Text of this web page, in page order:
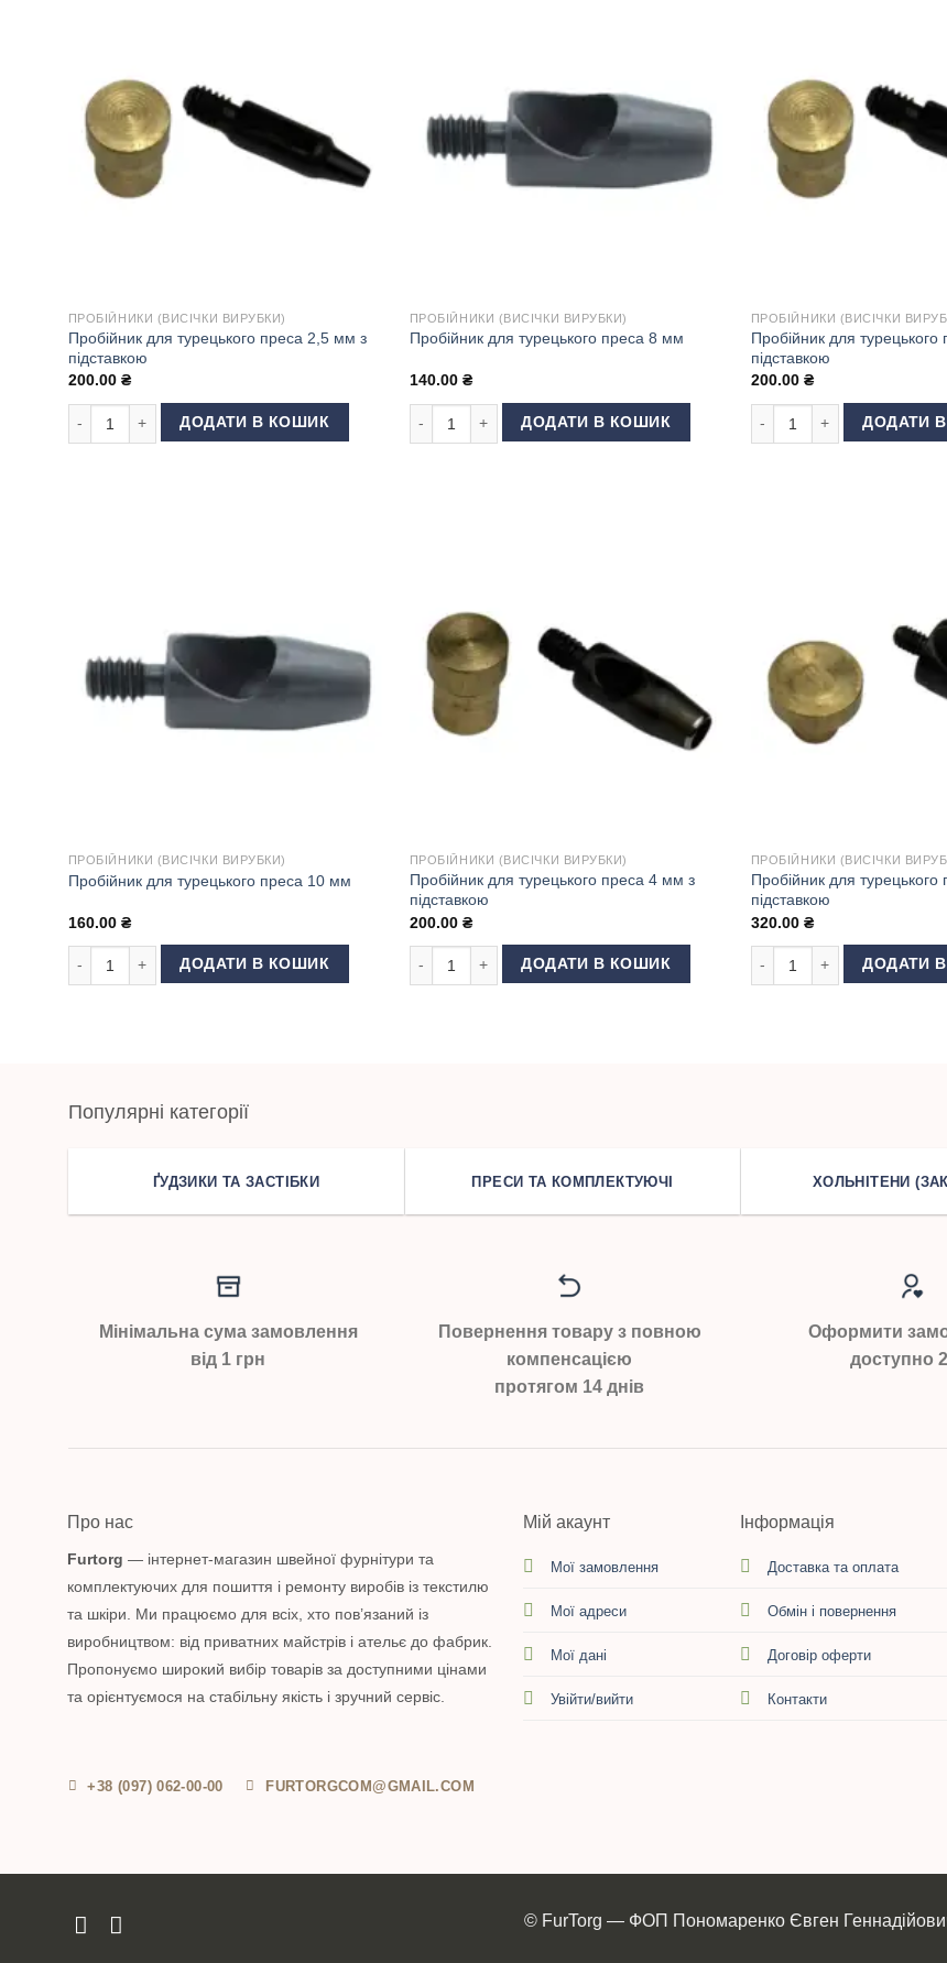
ПРОБІЙНИКИ (ВИСІЧКИ ВИРУБКИ)
Пробійник для турецького преса 2,5 мм з
підставкою
200.00 ₴
Пробійник для турецького преса 2,5 мм з підставкою кількість
ДОДАТИ В КОШИК
ПРОБІЙНИКИ (ВИСІЧКИ ВИРУБКИ)
Пробійник для турецького преса 8 мм
140.00 ₴
Пробійник для турецького преса 8 мм кількість
ДОДАТИ В КОШИК
ПРОБІЙНИКИ (ВИСІЧКИ
Пробійник для
підставкою
200.00 ₴
Пробійник для турецького
ДОДАТИ
ПРОБІЙНИКИ (ВИСІЧКИ ВИРУБКИ)
Пробійник для турецького преса 10 мм
160.00 ₴
Пробійник для турецького преса 10 мм кількість
ДОДАТИ В КОШИК
ПРОБІЙНИКИ (ВИСІЧКИ ВИРУБКИ)
Пробійник для турецького преса 4 мм з
підставкою
200.00 ₴
Пробійник для турецького преса 4 мм з підставкою кількість
ДОДАТИ В КОШИК
ПРОБІЙНИКИ (ВИСІЧКИ
Пробійник для
підставкою
320.00 ₴
Пробійник для турецького
ДОДАТИ
Популярні категорії
ҐУДЗИКИ ТА ЗАСТІБКИ ПРЕСИ ТА КОМПЛЕКТУЮЧІ ХОЛЬНІТЕНИ
Мінімальна сума замовлення
від 1 грн
Повернення товару з повною
компенсацією
протягом 14 днів
Оформити
доступно
Про нас
Furtorg — інтернет-магазин швейної фурнітури та
комплектуючих для пошиття і ремонту виробів із текстилю
та шкіри. Ми працюємо для всіх, хто пов’язаний із
виробництвом: від приватних майстрів і ательє до фабрик.
Пропонуємо широкий вибір товарів за доступними цінами
та орієнтуємося на стабільну якість і зручний сервіс.
+38 (097) 062-00-00 FURTORGCOM@GMAIL.COM
Мій акаунт
Мої замовлення
Мої адреси
Мої дані
Увійти/вийти
Інформація
Доставка та оплата
Обмін і повернення
Договір оферти
Контакти
© FurTorg — ФОП Пономаренко Євген